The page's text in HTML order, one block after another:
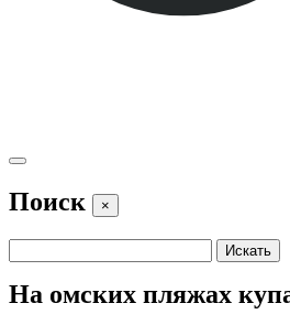
Поиск ×
На омских пляжах